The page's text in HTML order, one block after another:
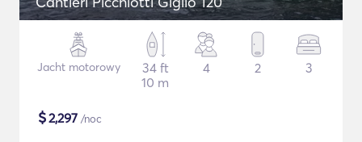
Jacht motorowy
34 ft
10 m
4 2 3
$2,297 /noc